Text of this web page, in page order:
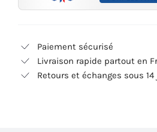
Paiement sécurisé
Livraison rapide partout en
Retours et échanges sous 14